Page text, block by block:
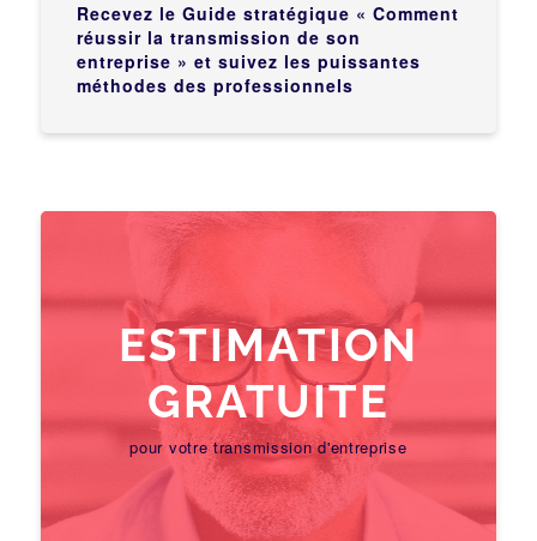
Recevez le Guide stratégique « Comment
réussir la transmission de son
entreprise » et suivez les puissantes
méthodes des professionnels
ESTIMATION
GRATUITE
pour votre transmission d'entreprise